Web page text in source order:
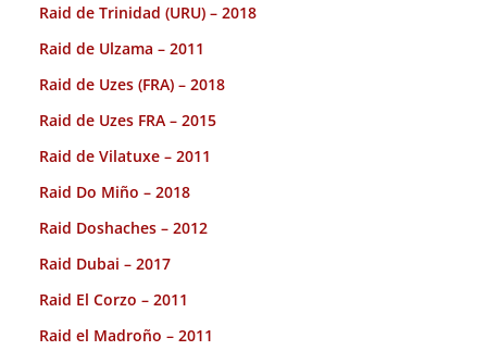
Raid de Trinidad (URU) – 2018
Raid de Ulzama – 2011
Raid de Uzes (FRA) – 2018
Raid de Uzes FRA – 2015
Raid de Vilatuxe – 2011
Raid Do Miño – 2018
Raid Doshaches – 2012
Raid Dubai – 2017
Raid El Corzo – 2011
Raid el Madroño – 2011